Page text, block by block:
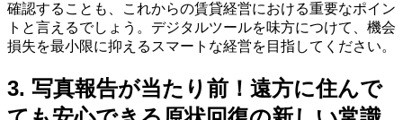
確認することも、これからの賃貸経営における重要なポイン
トと言えるでしょう。デジタルツールを味方につけて、機会
損失を最小限に抑えるスマートな経営を目指してください。
3. 写真報告が当たり前！遠方に住んで